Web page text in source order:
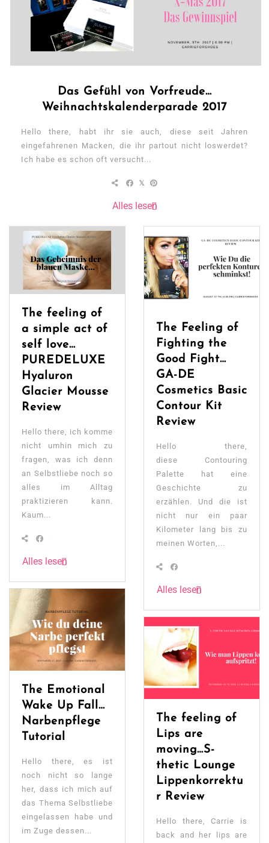
Das Gefühl von Vorfreude…
Weihnachtskalenderparade 2017
Hello there, habt ihr sie auch, diese seit Jahren
eingefahrenen Macken, die ihr partout nicht loswerdet?
Ich habe es schon oft versucht...
Alles lesen
The feeling of
a simple act of
self love…
PUREDELUXE
Hyaluron
Glacier Mousse
Review
Hello there, ich komme
nicht umhin mich zu
fragen, was ich denn
an Selbstliebe noch so
alles im Alltag
praktizieren kann.
Kaum...
Alles lesen
The Emotional
Wake Up Fall…
Narbenpflege
Tutorial
Hello there, es ist
noch nicht so lange
her, dass ich mich auf
das Thema Selbstliebe
eingelassen habe und
im Zuge dessen...
The Feeling of
Fighting the
Good Fight…
GA-DE
Cosmetics Basic
Contour Kit
Review
Hello there,
diese Contouring
Palette hat eine
Geschichte zu
erzählen. Und die ist
nicht nur ein paar
Kilometer lang bis zu
meinen Worten,...
Alles lesen
The feeling of
Lips are
moving…S-
thetic Lounge
Lippenkorrektu
r Review
Hello there, Carrie is
back and her lips are